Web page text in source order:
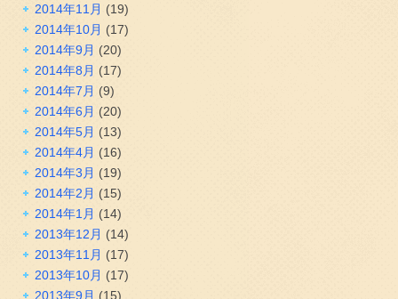
2014年11月 (19)
2014年10月 (17)
2014年9月 (20)
2014年8月 (17)
2014年7月 (9)
2014年6月 (20)
2014年5月 (13)
2014年4月 (16)
2014年3月 (19)
2014年2月 (15)
2014年1月 (14)
2013年12月 (14)
2013年11月 (17)
2013年10月 (17)
2013年9月 (15)